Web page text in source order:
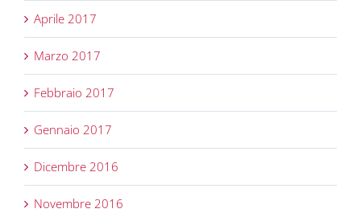
Aprile 2017
Marzo 2017
Febbraio 2017
Gennaio 2017
Dicembre 2016
Novembre 2016